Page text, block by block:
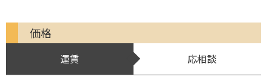
価格
運賃 応相談